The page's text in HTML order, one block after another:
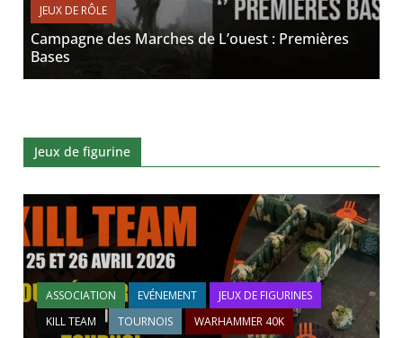
JEUX DE RÔLE
Campagne des Marches de L’ouest : Premières
Bases
Jeux de figurine
ASSOCIATION EVÉNEMENT
JEUX DE FIGURINES
KILL TEAM
TOURNOIS WARHAMMER 40K